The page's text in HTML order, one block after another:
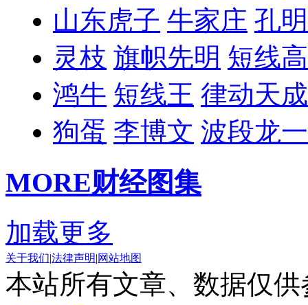
山东虎子 牛家庄 孔
灵枝 旗帜先明 短线
鸿牛 短线王 律动天成
狗蛋 李博文 波段龙一
MORE财经图集
加载更多
关于我们|法律声明|网站地图
本站所有文章、数据仅